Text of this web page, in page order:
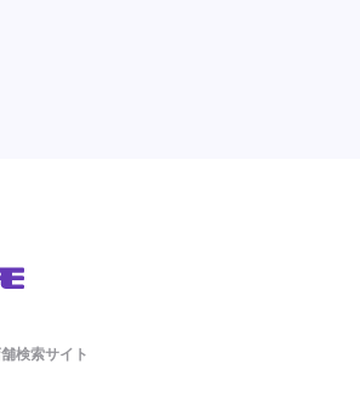
検索サイト